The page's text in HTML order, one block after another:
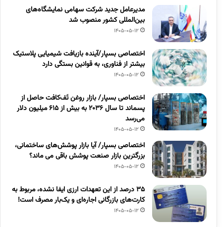
مدیرعامل جدید شرکت سهامی نمایشگاه‌های
بین‌المللی کشور منصوب شد
1405-05-12
اختصاصی بسپار/آینده بازیافت شیمیایی پلاستیک
بیشتر از فناوری، به قوانین بستگی دارد
1405-05-12
اختصاصی بسپار/ بازار روغن تَف‌کافت حاصل از
پسماند تا سال ۲۰۳۶ به بیش از ۶۱۵ میلیون دلار
می‌رسد
1405-05-12
اختصاصی بسپار/ آیا بازار پوشش‌های ساختمانی،
بزرگترین بازار صنعت پوشش باقی می ماند؟
1405-05-12
۳۵ درصد از این تعهدات ارزی ایفا نشده، مربوط به
کارت‌های بازرگانی اجاره‌ای و یک‌بار مصرف است!
1405-05-12